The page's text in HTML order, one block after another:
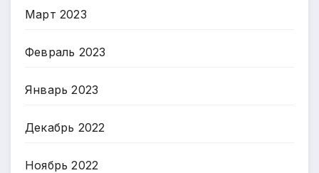
Март 2023
Февраль 2023
Январь 2023
Декабрь 2022
Ноябрь 2022